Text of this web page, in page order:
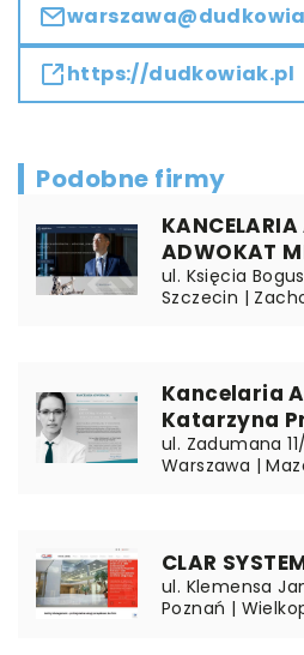
https://dudkowiak.pl
Podobne firmy
ADWOKAT
ul. Księcia
Szczecin |
Kancelaria
Katarzyna
ul. Zadumana
Warszawa |
CLAR
ul. Klemensa
Poznań |